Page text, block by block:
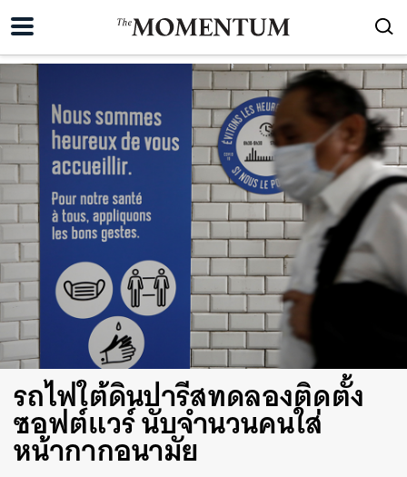
รถไฟใต้ดินปารีสทดลองติดตั้ง
ซอฟต์แวร์ นับจำนวนคนใส่
หน้ากากอนามัย